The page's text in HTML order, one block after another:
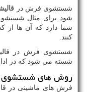
شستشوی فرش در
شود برای مثال شستشو
شما دارد که آن ها از
کنند.
شسته می شود که در
روش های شستشوی